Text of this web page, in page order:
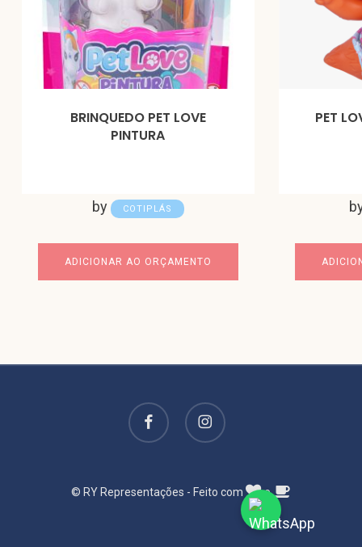
BRINQUEDO PET LOVE
PINTURA
by COTIPLÁS
ADICIONAR AO ORÇAMENTO
PET
facebook instagram
© RY Representações - Feito com e